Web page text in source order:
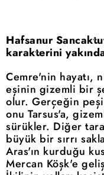
Hafsanur
karakterini
Cemre'nin hayatı,
eşinin gizemli bir
olur. Gerçeğin
onu Tarsus'a,
sürükler. Diğer
büyük bir sırrı
Aras'ın kurduğu
Mercan Köşk'e